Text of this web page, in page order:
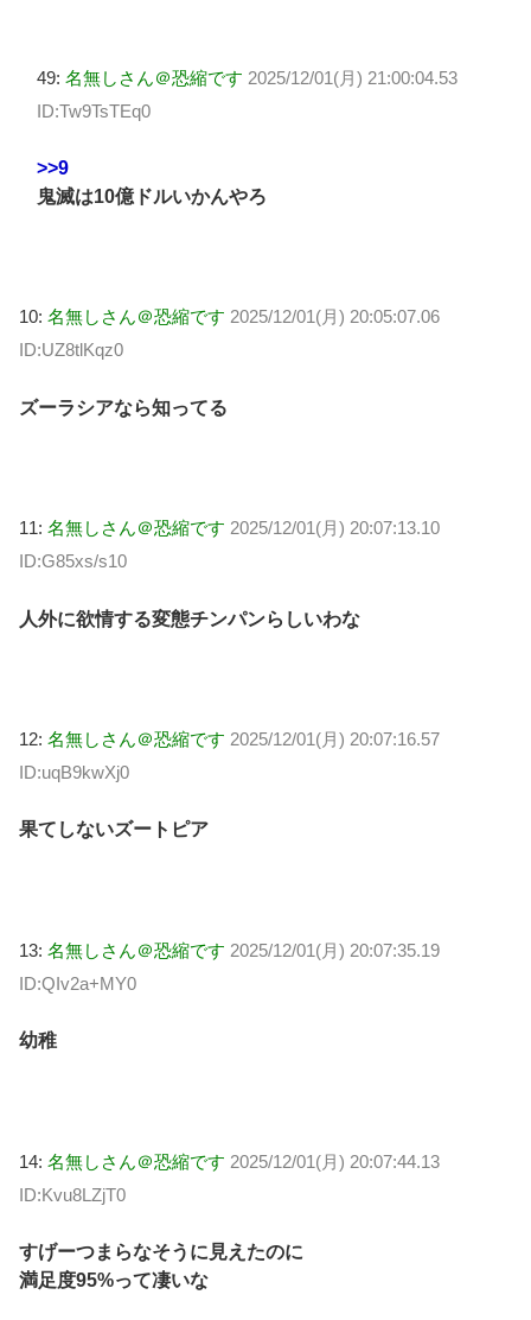
49: 名無しさん＠恐縮です 2025/12/01(月) 21:00:04.53
ID:Tw9TsTEq0
>>9
鬼滅は10億ドルいかんやろ
10: 名無しさん＠恐縮です 2025/12/01(月) 20:05:07.06
ID:UZ8tlKqz0
ズーラシアなら知ってる
11: 名無しさん＠恐縮です 2025/12/01(月) 20:07:13.10
ID:G85xs/s10
人外に欲情する変態チンパンらしいわな
12: 名無しさん＠恐縮です 2025/12/01(月) 20:07:16.57
ID:uqB9kwXj0
果てしないズートピア
13: 名無しさん＠恐縮です 2025/12/01(月) 20:07:35.19
ID:QIv2a+MY0
幼稚
14: 名無しさん＠恐縮です 2025/12/01(月) 20:07:44.13
ID:Kvu8LZjT0
すげーつまらなそうに見えたのに
満足度95%って凄いな